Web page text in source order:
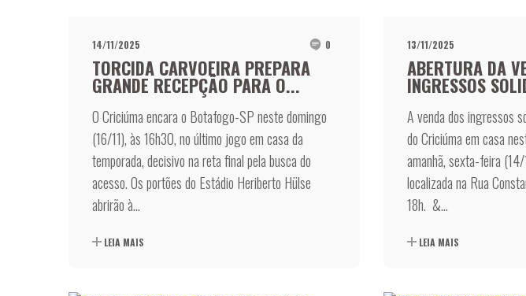
14/11/2025 0
TORCIDA CARVOEIRA PREPARA
GRANDE RECEPÇÃO PARA O...
O Criciúma encara o Botafogo-SP neste domingo
(16/11), às 16h30, no último jogo em casa da
temporada, decisivo na reta final pela busca do
acesso. Os portões do Estádio Heriberto Hülse
abrirão à...
LEIA MAIS
13/11/2025
ABERTURA DA
INGRESSOS
A venda dos ingressos
do Criciúma em casa
amanhã, sexta-feira
localizada na Rua
18h. &...
LEIA MAIS